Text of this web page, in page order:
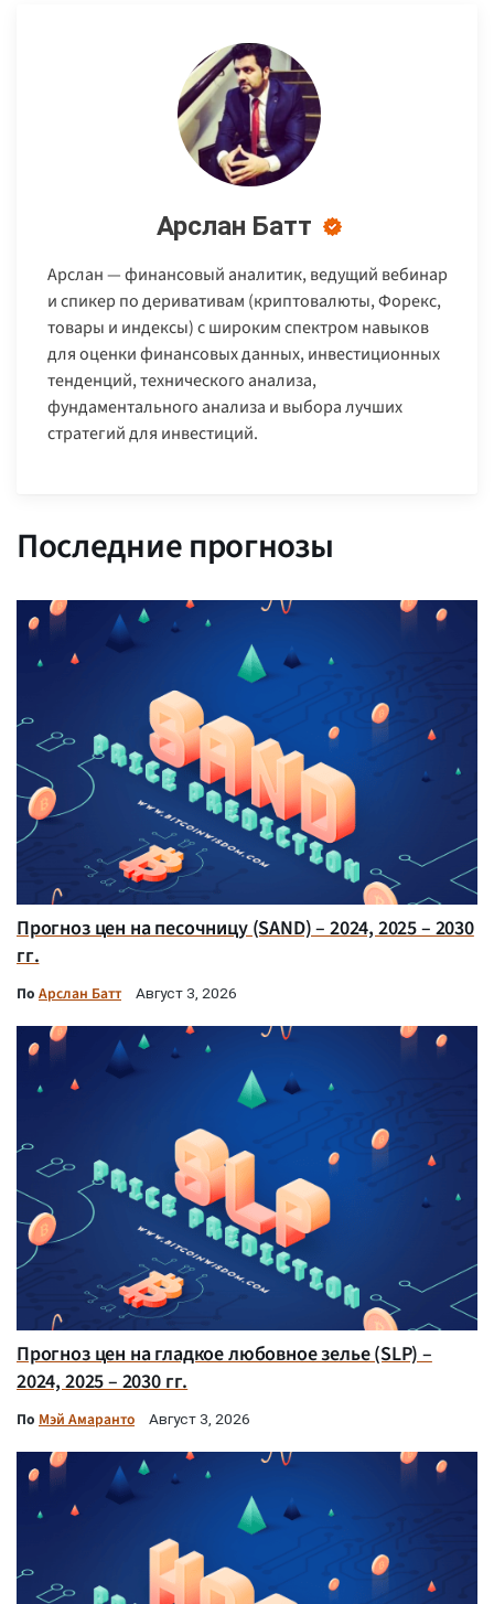
Арслан Батт
Арслан — финансовый аналитик, ведущий вебинар
и спикер по деривативам (криптовалюты, Форекс,
товары и индексы) с широким спектром навыков
для оценки финансовых данных, инвестиционных
тенденций, технического анализа,
фундаментального анализа и выбора лучших
стратегий для инвестиций.
Последние прогнозы
Прогноз цен на песочницу (SAND) – 2024, 2025 – 2030
гг.
По Арслан Батт Август 3, 2026
Прогноз цен на гладкое любовное зелье (SLP) –
2024, 2025 – 2030 гг.
По Мэй Амаранто Август 3, 2026